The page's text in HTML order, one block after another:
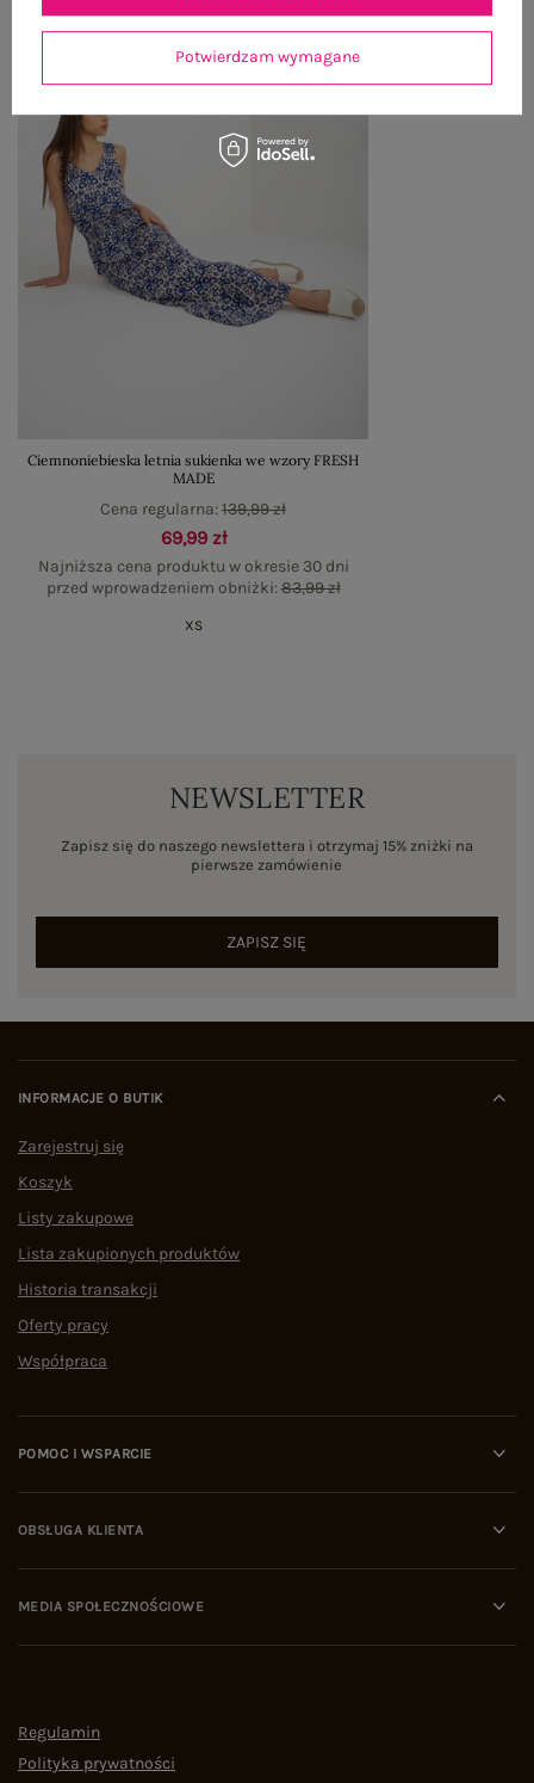
Ciemnoniebieska letnia sukienka we wzory FRESH
MADE
69,99 zł
Najniższa cena produktu w okresie 30 dni
przed wprowadzeniem obniżki:83,99 zł
Cena regularna:139,99 zł
XS
NEWSLETTER
Zapisz się do naszego newslettera i otrzymaj 15% zniżki na
pierwsze zamówienie
ZAPISZ SIĘ
INFORMACJE O BUTIK
Zarejestruj się
Koszyk
Listy zakupowe
Lista zakupionych produktów
Historia transakcji
Oferty pracy
Współpraca
POMOC I WSPARCIE
OBSŁUGA KLIENTA
MEDIA SPOŁECZNOŚCIOWE
Regulamin
Polityka prywatności
Potwierdzam wymagane